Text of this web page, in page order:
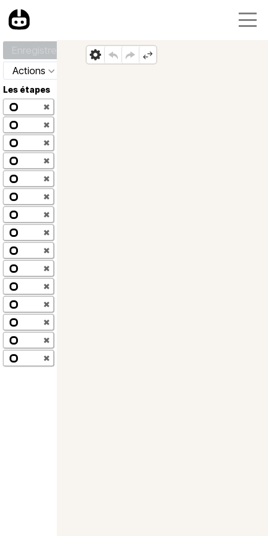
Actions
Les étapes
✖
✖
✖
✖
✖
✖
✖
✖
✖
✖
✖
✖
✖
✖
✖